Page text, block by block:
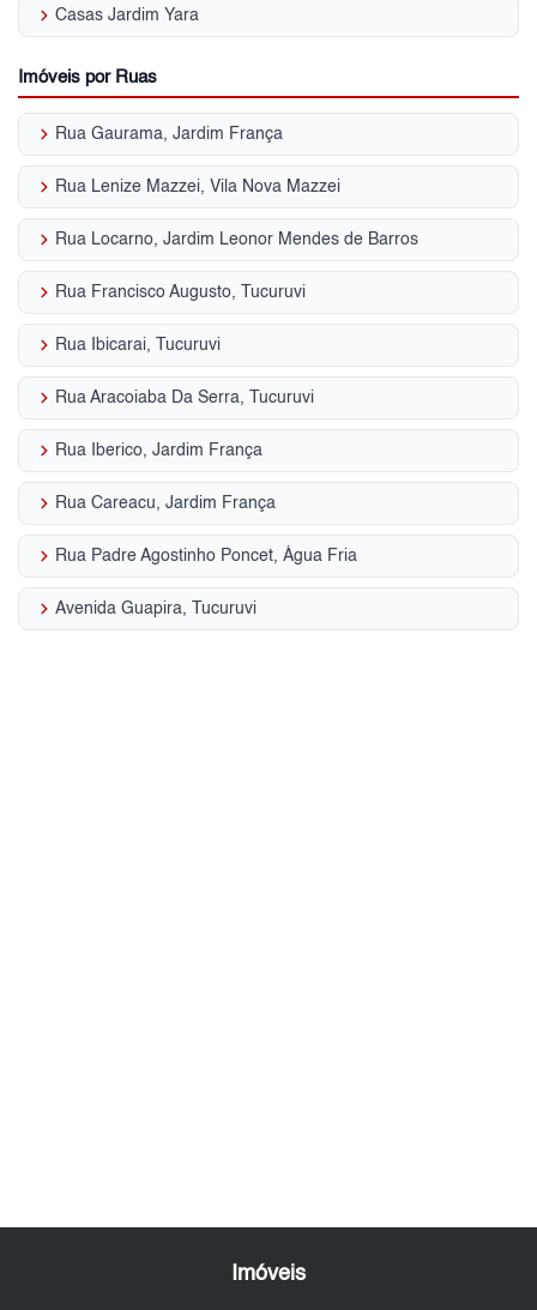
keyboard_arrow_right Casas Jardim Yara
Imóveis por Ruas
keyboard_arrow_right Rua Gaurama, Jardim França
keyboard_arrow_right Rua Lenize Mazzei, Vila Nova Mazzei
keyboard_arrow_right Rua Locarno, Jardim Leonor Mendes de Barros
keyboard_arrow_right Rua Francisco Augusto, Tucuruvi
keyboard_arrow_right Rua Ibicarai, Tucuruvi
keyboard_arrow_right Rua Aracoiaba Da Serra, Tucuruvi
keyboard_arrow_right Rua Iberico, Jardim França
keyboard_arrow_right Rua Careacu, Jardim França
keyboard_arrow_right Rua Padre Agostinho Poncet, Água Fria
keyboard_arrow_right Avenida Guapira, Tucuruvi
Imóveis